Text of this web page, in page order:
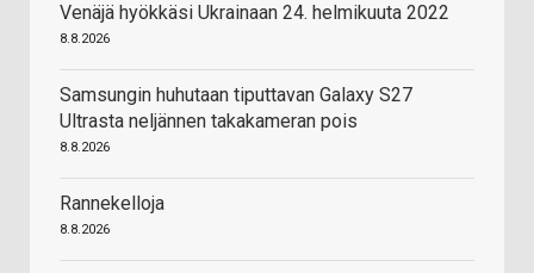
Venäjä hyökkäsi Ukrainaan 24. helmikuuta 2022
8.8.2026
Samsungin huhutaan tiputtavan Galaxy S27
Ultrasta neljännen takakameran pois
8.8.2026
Rannekelloja
8.8.2026